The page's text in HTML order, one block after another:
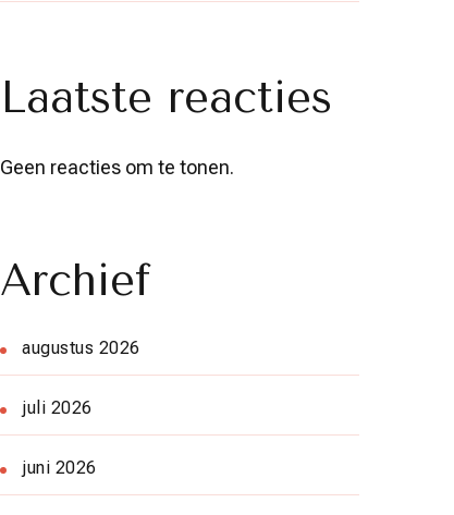
Laatste reacties
Geen reacties om te tonen.
Archief
augustus 2026
juli 2026
juni 2026